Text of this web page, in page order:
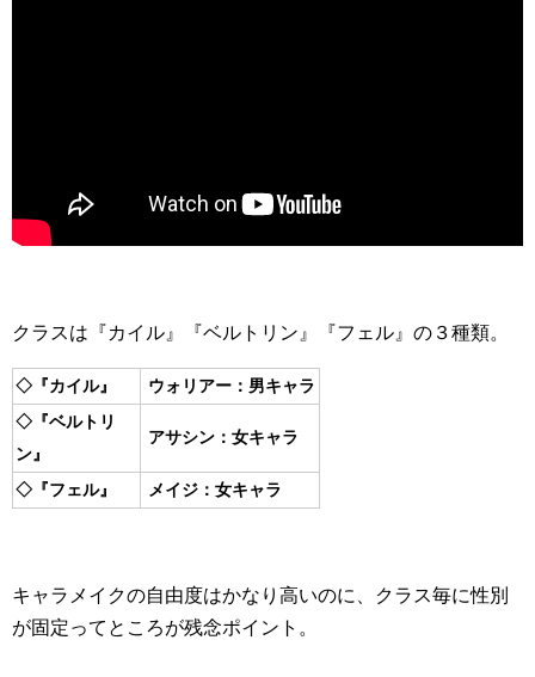
クラスは『カイル』『ベルトリン』『フェル』の３種類。
◇『カイル』
ウォリアー：男キャラ
◇『ベルトリ
ン』
アサシン：女キャラ
◇『フェル』 メイジ：女キャラ
キャラメイクの自由度はかなり高いのに、クラス毎に性別
が固定ってところが残念ポイント。